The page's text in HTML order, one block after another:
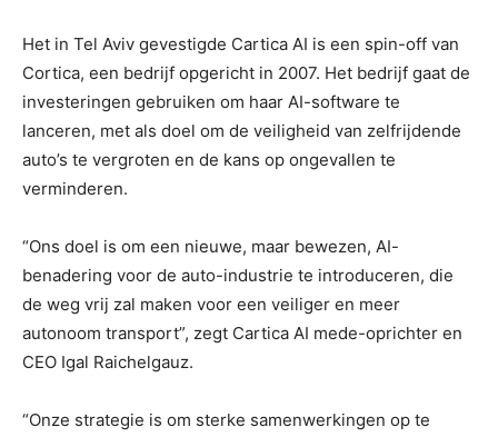
Het in Tel Aviv gevestigde Cartica AI is een spin-off van
Cortica, een bedrijf opgericht in 2007. Het bedrijf gaat de
investeringen gebruiken om haar AI-software te
lanceren, met als doel om de veiligheid van zelfrijdende
auto’s te vergroten en de kans op ongevallen te
verminderen.
“Ons doel is om een ​​nieuwe, maar bewezen, AI-
benadering voor de auto-industrie te introduceren, die
de weg vrij zal maken voor een veiliger en meer
autonoom transport”, zegt Cartica AI mede-oprichter en
CEO Igal Raichelgauz.
“Onze strategie is om sterke samenwerkingen op te